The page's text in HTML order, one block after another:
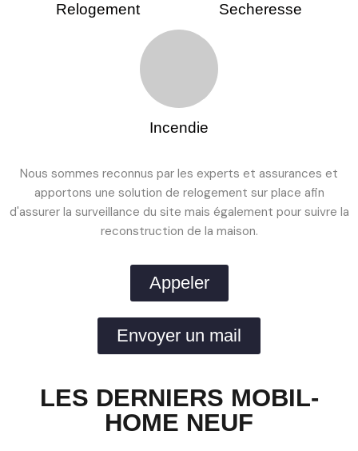
Relogement Secheresse
Incendie
Nous sommes reconnus par les experts et assurances et
apportons une solution de relogement sur place afin
d'assurer la surveillance du site mais également pour suivre la
reconstruction de la maison.
Appeler
Envoyer un mail
LES DERNIERS MOBIL-
HOME NEUF